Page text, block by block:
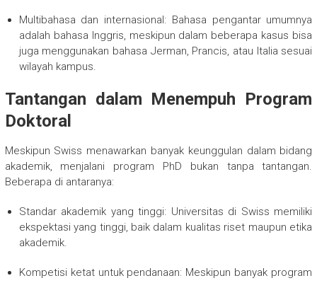
Multibahasa dan internasional: Bahasa pengantar umumnya
adalah bahasa Inggris, meskipun dalam beberapa kasus bisa
juga menggunakan bahasa Jerman, Prancis, atau Italia sesuai
wilayah kampus.
Tantangan dalam Menempuh Program
Doktoral
Meskipun Swiss menawarkan banyak keunggulan dalam bidang
akademik, menjalani program PhD bukan tanpa tantangan.
Beberapa di antaranya:
Standar akademik yang tinggi: Universitas di Swiss memiliki
ekspektasi yang tinggi, baik dalam kualitas riset maupun etika
akademik.
Kompetisi ketat untuk pendanaan: Meskipun banyak program